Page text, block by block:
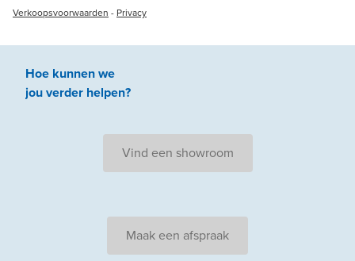
Verkoopsvoorwaarden - Privacy
Hoe kunnen we
jouverder helpen?
Vind een showroom
Maak een afspraak